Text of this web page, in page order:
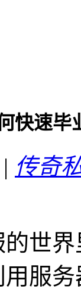
快速毕
传奇
世
服